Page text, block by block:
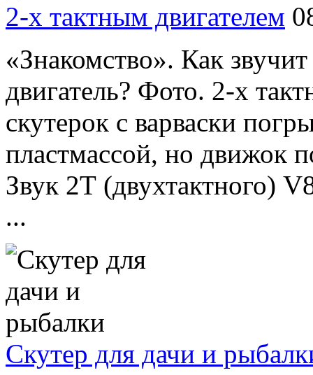
2-х тактным двигателем
«Знакомство». Как
двигатель? Фото. 2-х
скутерок с варваски
пластмассой, но движок
Звук 2Т (двухтактного)
...
Скутер для дачи и